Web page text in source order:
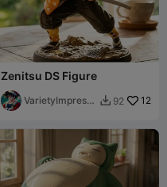
Zenitsu DS Figure
VarietyImpressi  92 12